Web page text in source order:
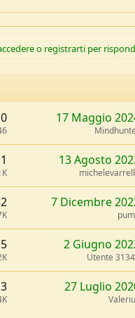
o registrarti per
0 17 Maggio
1 13 Agosto
7 Dicembre
5 2 Giugno
Utente
27 Luglio